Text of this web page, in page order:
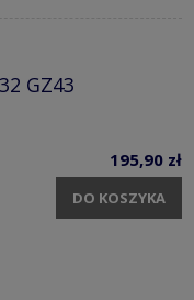
GZ43
195,90 zł
DO KOSZYKA